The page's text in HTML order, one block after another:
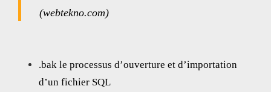
(webtekno.com)
.bak le processus d’ouverture et d’importation
d’un fichier SQL